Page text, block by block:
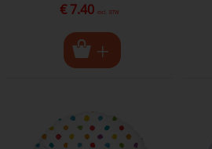
€ 7.40 excl. BTW